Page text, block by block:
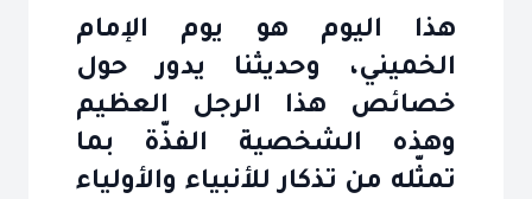
هذا اليوم هو يوم الإمام
الخميني، وحديثنا يدور حول
خصائص هذا الرجل العظيم
وهذه الشخصية الفذّة بما
تمثّله من تذكار للأنبياء والأولياء